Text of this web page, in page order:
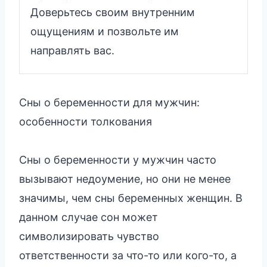
Доверьтесь своим внутренним
ощущениям и позвольте им
направлять вас.
Сны о беременности для мужчин:
особенности толкования
Сны о беременности у мужчин часто
вызывают недоумение, но они не менее
значимы, чем сны беременных женщин. В
данном случае сон может
символизировать чувство
ответственности за что-то или кого-то, а